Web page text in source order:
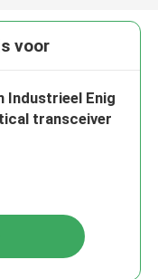
voor
Industrieel Enig
transceiver